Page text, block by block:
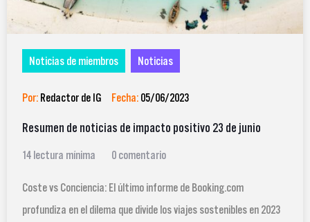
Noticias de miembros Noticias
Por: Redactor de IG Fecha: 05/06/2023
Resumen de noticias de impacto positivo 23 de junio
14 lectura mínima 0 comentario
Coste vs Conciencia: El último informe de Booking.com
profundiza en el dilema que divide los viajes sostenibles en 2023